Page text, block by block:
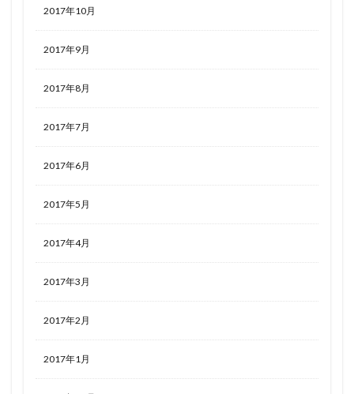
2017年10月
2017年9月
2017年8月
2017年7月
2017年6月
2017年5月
2017年4月
2017年3月
2017年2月
2017年1月